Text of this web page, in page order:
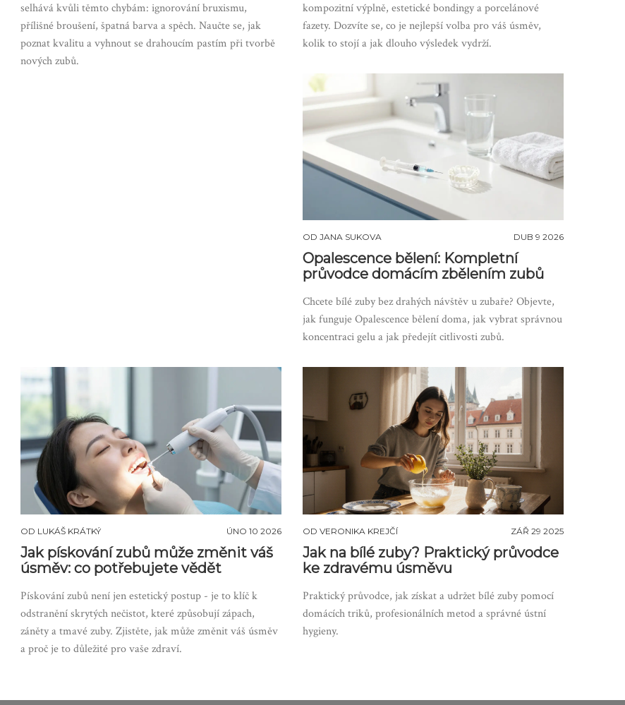
selhává kvůli těmto chybám: ignorování bruxismu,
přílišné broušení, špatná barva a spěch. Naučte se, jak
poznat kvalitu a vyhnout se drahoucím pastím při tvorbě
nových zubů.
kompozitní výplně, estetické bondingy a porcelánové
fazety. Dozvíte se, co je nejlepší volba pro váš úsměv,
kolik to stojí a jak dlouho výsledek vydrží.
OD JANA SUKOVA DUB 9 2026
Opalescence bělení: Kompletní
průvodce domácím zbělením zubů
Chcete bílé zuby bez drahých návštěv u zubaře? Objevte,
jak funguje Opalescence bělení doma, jak vybrat správnou
koncentraci gelu a jak předejít citlivosti zubů.
OD LUKÁŠ KRÁTKÝ ÚNO 10 2026
Jak pískování zubů může změnit váš
úsměv: co potřebujete vědět
Pískování zubů není jen estetický postup - je to klíč k
odstranění skrytých nečistot, které způsobují zápach,
záněty a tmavé zuby. Zjistěte, jak může změnit váš úsměv
a proč je to důležité pro vaše zdraví.
OD VERONIKA KREJČÍ ZÁŘ 29 2025
Jak na bílé zuby? Praktický průvodce
ke zdravému úsměvu
Praktický průvodce, jak získat a udržet bílé zuby pomocí
domácích triků, profesionálních metod a správné ústní
hygieny.